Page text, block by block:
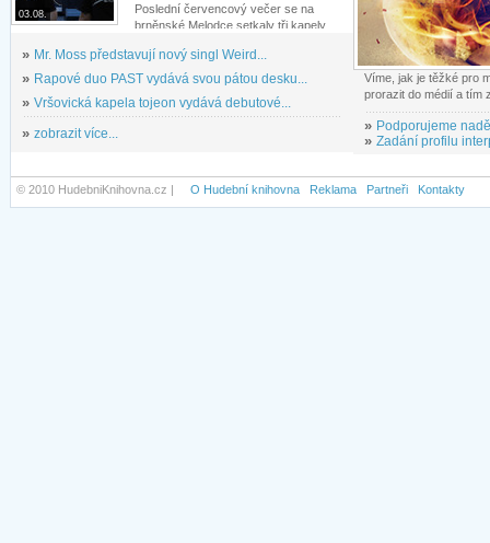
03.08.
Poslední červencový večer se na
brněnské Melodce setkaly tři kapely...
» Mr. Moss představují nový singl Weird...
» Rapové duo PAST vydává svou pátou desku...
» Vršovická kapela tojeon vydává debutové...
» zobrazit více...
Víme, jak je těžké pro
prorazit do médií a tím
» Podporujeme
» Zadání profilu
© 2010 HudebniKnihovna.cz | O Hudební knihovna Reklama Partneři Kontakty